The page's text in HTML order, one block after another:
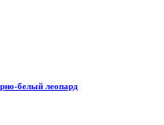
белый леопард